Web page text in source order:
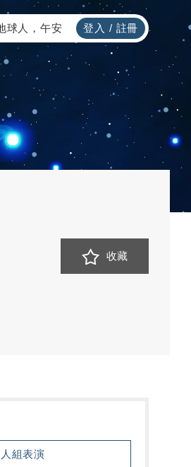
球人，午安 登入 / 註冊
收藏
組表演